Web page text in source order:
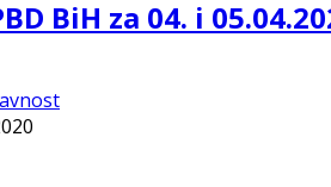
BiH za 04. i